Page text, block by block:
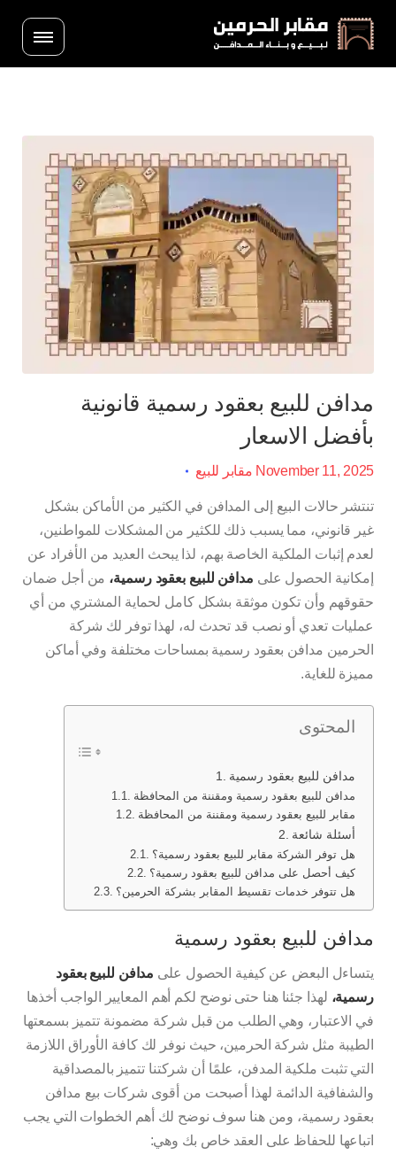
مدافن للبيع بعقود رسمية قانونية
بأفضل الاسعار
November 11, 2025 مقابر للبيع
تنتشر حالات البيع إلى المدافن في الكثير من الأماكن بشكل
غير قانوني، مما يسبب ذلك للكثير من المشكلات للمواطنين،
لعدم إثبات الملكية الخاصة بهم، لذا يبحث العديد من الأفراد عن
إمكانية الحصول على مدافن للبيع بعقود رسمية، من أجل ضمان
حقوقهم وأن تكون موثقة بشكل كامل لحماية المشتري من أي
عمليات تعدي أو نصب قد تحدث له، لهذا توفر لك شركة
الحرمين مدافن بعقود رسمية بمساحات مختلفة وفي أماكن
مميزة للغاية.
المحتوى
مدافن للبيع بعقود رسمية
مدافن للبيع بعقود رسمية ومقننة من المحافظة
مقابر للبيع بعقود رسمية ومقننة من المحافظة
أسئلة شائعة
هل توفر الشركة مقابر للبيع بعقود رسمية؟
كيف أحصل على مدافن للبيع بعقود رسمية؟
هل تتوفر خدمات تقسيط المقابر بشركة الحرمين؟
مدافن للبيع بعقود رسمية
يتساءل البعض عن كيفية الحصول على مدافن للبيع بعقود
رسمية، لهذا جئنا هنا حتى نوضح لكم أهم المعايير الواجب أخذها
في الاعتبار، وهي الطلب من قبل شركة مضمونة تتميز بسمعتها
الطيبة مثل شركة الحرمين، حيث نوفر لك كافة الأوراق اللازمة
التي تثبت ملكية المدفن، علمًا أن شركتنا تتميز بالمصداقية
والشفافية الدائمة لهذا أصبحت من أقوى شركات بيع مدافن
بعقود رسمية، ومن هنا سوف نوضح لك أهم الخطوات التي يجب
اتباعها للحفاظ على العقد خاص بك وهي: